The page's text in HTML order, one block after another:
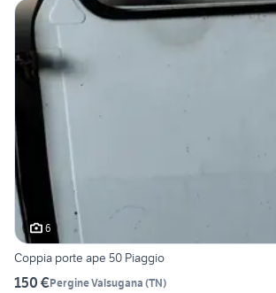
6
Coppia porte ape 50 Piaggio
150 €Pergine Valsugana (TN)